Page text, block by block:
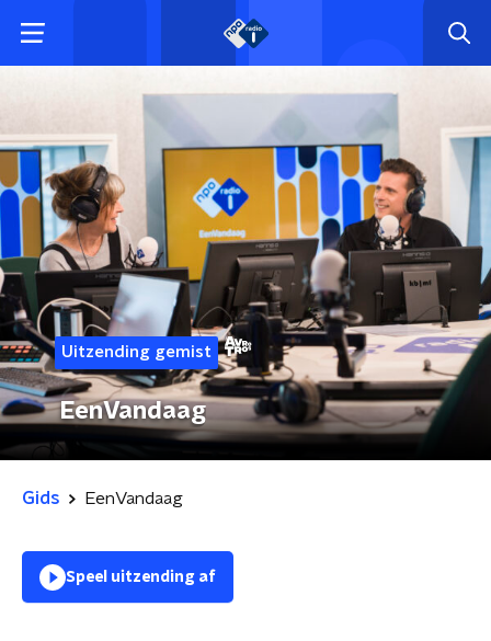
Uitzending gemist
EenVandaag
Gids EenVandaag
Speel uitzending af